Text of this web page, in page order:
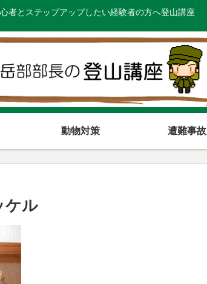
者とステップアップしたい経験者の方へ登山講座
動物対策 遭難事故
ケル